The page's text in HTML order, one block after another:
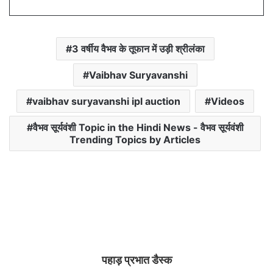
3 वर्षीय वैभव के तूफान में उड़ी श्रीलंका
Vaibhav Suryavanshi
vaibhav suryavanshi ipl auction Videos
वैभव सूर्यवंशी Topic in the Hindi News - वैभव सूर्यवंशी
Trending Topics by Articles
पहाड़ प्रभात डैस्क